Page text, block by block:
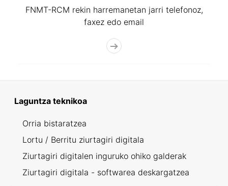
FNMT-RCM rekin harremanetan jarri telefonoz,
faxez edo email
Laguntza teknikoa
Orria bistaratzea
Lortu / Berritu ziurtagiri digitala
Ziurtagiri digitalen inguruko ohiko galderak
Ziurtagiri digitala - softwarea deskargatzea